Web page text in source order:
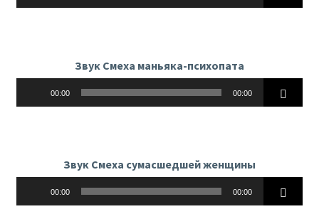
Звук Смеха маньяка-психопата
00:00 00:00
Звук Смеха сумасшедшей женщины
00:00 00:00